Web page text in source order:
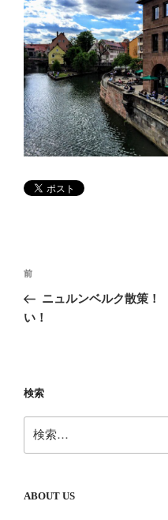
投
ナ
シ
ョ
ン
前
の
投
前
ニュルンベルク散策
い！
検索
索:
ABOUT US